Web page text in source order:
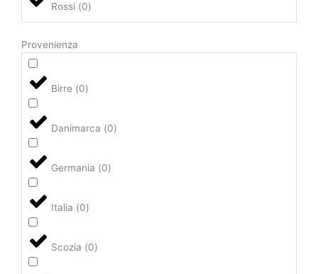
Rossi (0)
Provenienza
Birre (0)
Danimarca (0)
Germania (0)
Italia (0)
Scozia (0)